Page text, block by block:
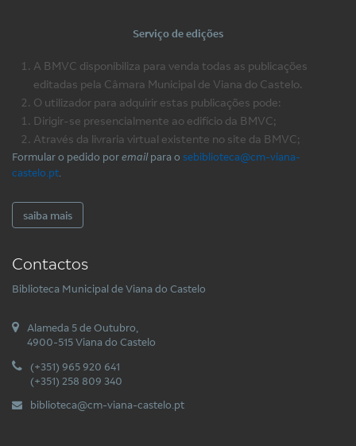
Serviço de edições
A BMVC disponibiliza para venda todas as publicações
editadas pela Câmara Municipal de Viana do Castelo.
O utilizador para adquirir estas publicações pode:
Dirigir-se presencialmente ao edifício da BMVC;
Através da livraria virtual existente no site da BMVC;
Formular o pedido poremailpara o sebiblioteca@cm-viana-
castelo.pt
saiba mais
Contactos
Biblioteca Municipal de Viana do Castelo
Alameda 5 de Outubro,
4900-515 Viana do Castelo
(+351) 965 920 641
(+351) 258 809 340
biblioteca@cm-viana-castelo.pt